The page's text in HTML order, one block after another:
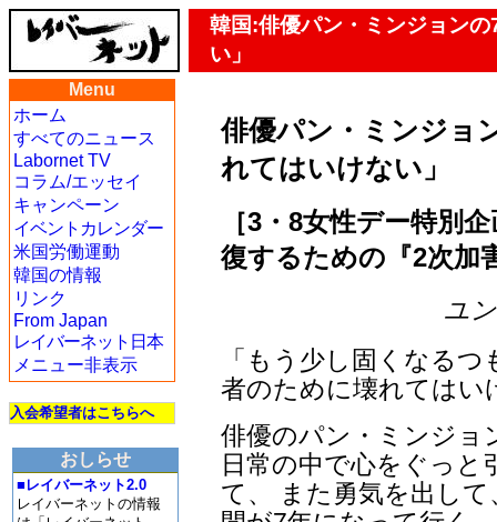
韓国:俳優パン・ミンジョン
い」
Menu
ホーム
すべてのニュース
Labornet TV
コラム/エッセイ
キャンペーン
イベントカレンダー
米国労働運動
韓国の情報
リンク
From Japan
レイバーネット日本
メニュー非表示
入会希望者はこちらへ
おしらせ
■レイバーネット2.0
レイバーネットの情報
俳優パン・ミンジョ
れてはいけない」
［3・8女性デー特別
復するための『2次加
ユ
「もう少し固くなる
者のために壊れてはい
俳優のパン・ミンジョ
日常の中で心をぐっと
て、 また勇気を出し